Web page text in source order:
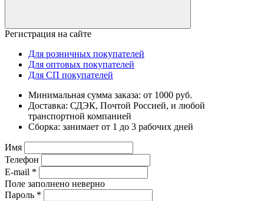
Регистрация на сайте
Для розничных покупателей
Для оптовых покупателей
Для СП покупателей
Минимальная сумма заказа: от 1000 руб.
Доставка: СДЭК, Почтой Россией, и любой
транспортной компанией
Сборка: занимает от 1 до 3 рабочих дней
Имя
Телефон
E-mail *
Поле заполнено неверно
Пароль *